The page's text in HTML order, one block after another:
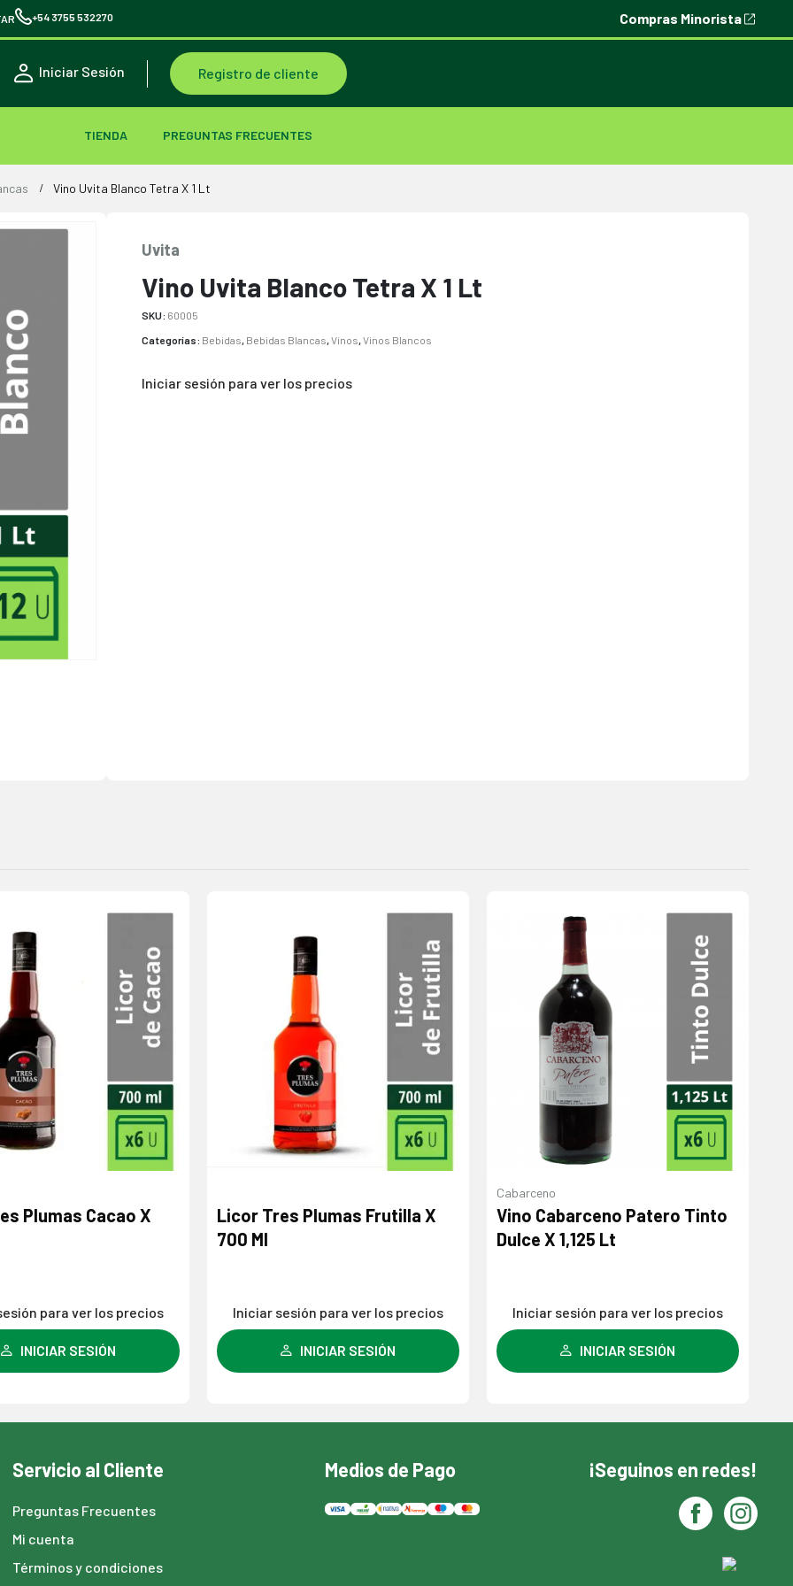
+54 3755 532270 Compras Minorista
Iniciar Sesión Registro de cliente
TIENDA PREGUNTAS FRECUENTES
Vino Uvita Blanco Tetra X 1 Lt
Uvita
Vino Uvita Blanco Tetra X 1 Lt
SKU: 60005
Categorías: Bebidas, Bebidas Blancas,Vinos,Vinos Blancos
Iniciar sesión para ver los precios
Agregar
lista de
deseos
Plumas Cacao X
para ver los precios
INICIAR SESIÓN
Agregar
lista de
deseos
Licor Tres Plumas Frutilla X
700 Ml
Iniciar sesión para ver los precios
INICIAR SESIÓN
Cabarceno
Vino Cabarceno Patero Tinto
Dulce X 1,125 Lt
Iniciar sesión para ver los precios
INICIAR SESIÓN
Servicio al Cliente
Preguntas Frecuentes
Mi cuenta
Términos y condiciones
Medios de Pago ¡Seguinos en redes!